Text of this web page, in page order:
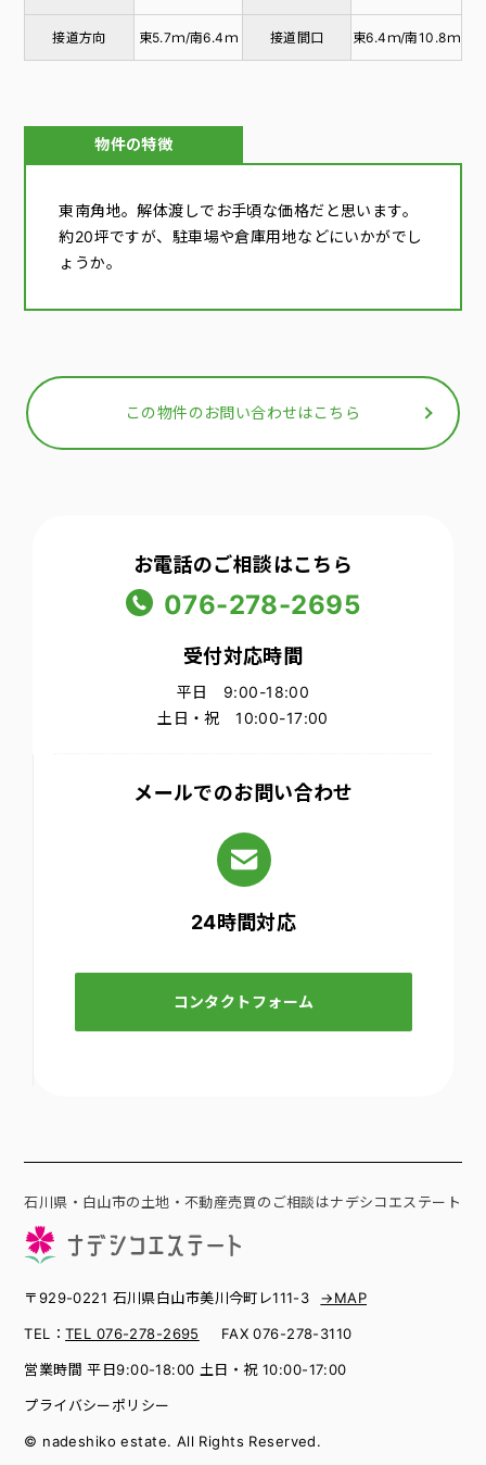
接道方向 東5.7ｍ/南6.4ｍ 接道間口 東6.4ｍ/南10.8ｍ
物件の特徴
東南角地。解体渡しでお手頃な価格だと思います。
約20坪ですが、駐車場や倉庫用地などにいかがでし
ょうか。
この物件のお問い合わせはこちら
お電話のご相談はこちら
076-278-2695
受付対応時間
平日 9:00-18:00
土日・祝 10:00-17:00
メールでのお問い合わせ
24時間対応
コンタクトフォーム
石川県・白山市の土地・不動産売買のご相談はナデシコエステート
〒929-0221 石川県白山市美川今町レ111-3 →MAP
TEL：TEL 076-278-2695 FAX 076-278-3110
営業時間 平日9:00-18:00 土日・祝 10:00-17:00
プライバシーポリシー
© nadeshiko estate. All Rights Reserved.